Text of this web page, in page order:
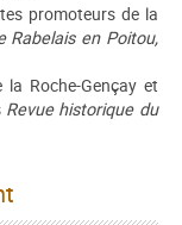
promoteurs de la
Rabelais en Poitou,
Roche-Gençay et
Revue historique du